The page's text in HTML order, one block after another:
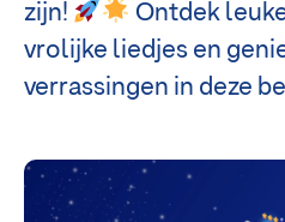
zijn!
Ontdek
vrolijke liedjes en
verrassingen in deze